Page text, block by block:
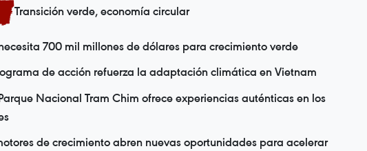
Transición verde, economía circular
700 mil millones de dólares para crecimiento verde
de acción refuerza la adaptación climática en Vietnam
Nacional Tram Chim ofrece experiencias auténticas en los
de crecimiento abren nuevas oportunidades para acelerar